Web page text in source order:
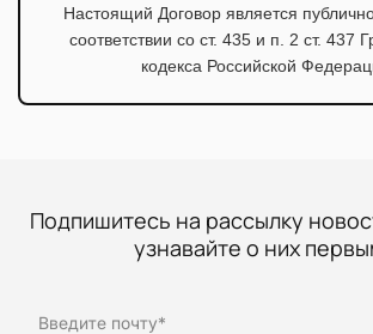
Настоящий Договор является
соответствии со ст. 435 и п. 2 ст. 437
кодекса Российской
Подпишитесь на рассылку
узнавайте о них
Введите почту*